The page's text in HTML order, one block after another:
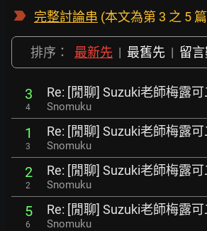
完整討論串 (本文為第 3 之 5 篇
排序： 最新先 | 最舊先 | 留
3
4
Re: [閒聊] Suzuki老師梅露可
Snomuku
1
3
Re: [閒聊] Suzuki老師梅露可
Snomuku
2
2
Re: [閒聊] Suzuki老師梅露可
Snomuku
5
6
Re: [閒聊] Suzuki老師梅露可
Snomuku